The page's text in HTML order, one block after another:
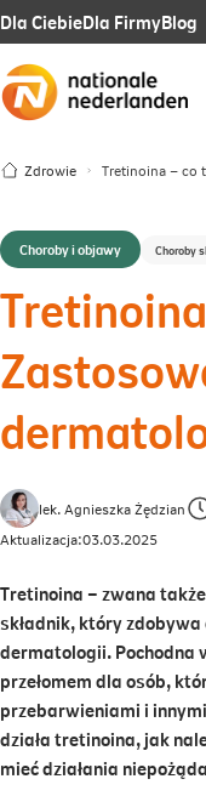
Dla CiebieLink
się
karcie
Dla FirmyLink
się
Blog
Zdrowie Tretinoina – co
Choroby i objawy Choroby
lek. Agnieszka Żędzian
Aktualizacja:03.03.2025
Tretinoina – zwana
składnik, który
dermatologii. Pochodna
przełomem dla osób,
przebarwieniami i
działa tretinoina, jak
mieć działania